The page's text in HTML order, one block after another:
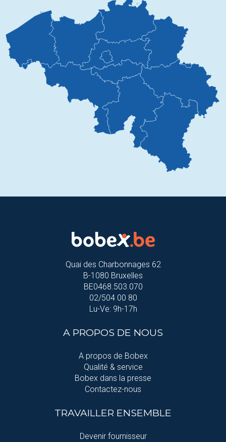
Quai des Charbonnages 62
B-1080 Bruxelles
BE0468.503.070
02/504 00 80
Lu-Ve: 9h-17h
A PROPOS DE NOUS
A propos de Bobex
Qualité & service
Bobex dans la presse
Contactez-nous
TRAVAILLER ENSEMBLE
Devenir fournisseur